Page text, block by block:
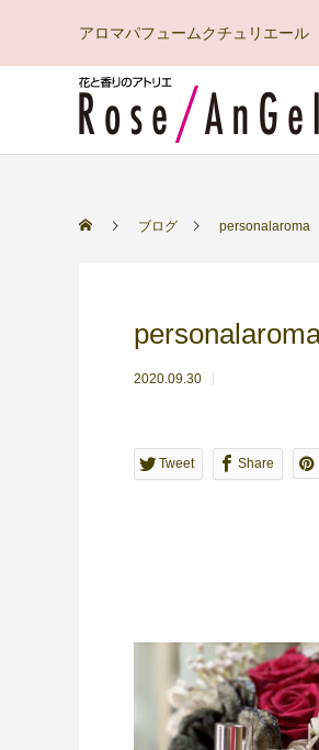
アロマパフュームクチュリエール
ブログ personalaroma
2020.09.30
Tweet Share